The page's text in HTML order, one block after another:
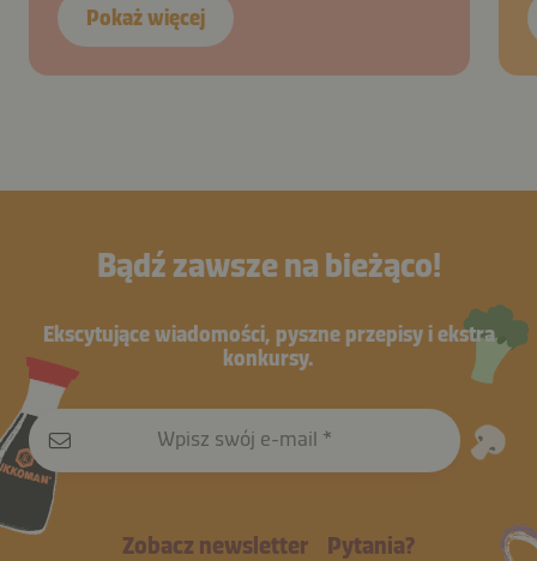
Pokaż więcej
Bądź zawsze na bieżąco!
Ekscytujące wiadomości, pyszne przepisy i ekstra
konkursy.
Wpisz swój e-mail
Zobacz newsletter Pytania?